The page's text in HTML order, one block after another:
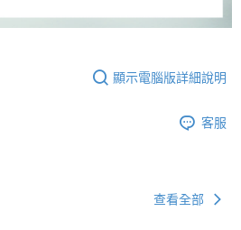
顯示電腦版詳細說明
客服
查看全部